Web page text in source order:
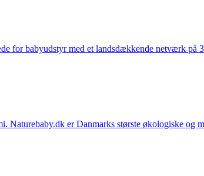
for babyudstyr med et landsdækkende netværk
er Danmarks største økologiske